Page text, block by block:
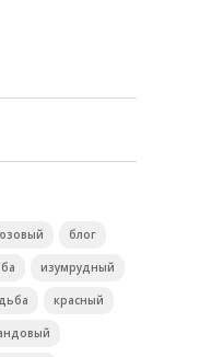
блог
изумрудный
красный